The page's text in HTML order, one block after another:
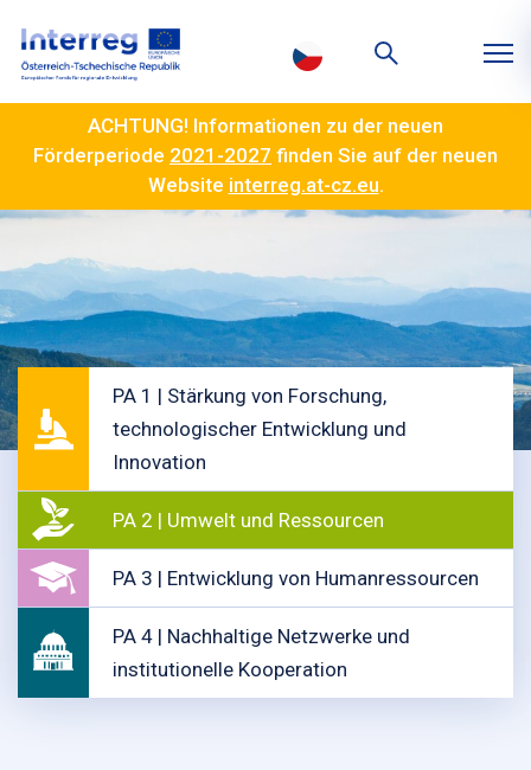
ACHTUNG! Informationen zu der neuen
Förderperiode 2021-2027 finden Sie auf der neuen
Website interreg.at-cz.eu.
PA 1 | Stärkung von Forschung,
technologischer Entwicklung und
Innovation
PA 2 | Umwelt und Ressourcen
PA 3 | Entwicklung von Humanressourcen
PA 4 | Nachhaltige Netzwerke und
institutionelle Kooperation